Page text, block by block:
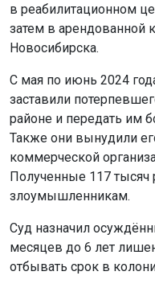
в реабилитационном
затем в арендованной
Новосибирска.
С мая по июнь 2024
заставили
районе и передать им
Также они вынудили
коммерческой
Полученные 117 тысяч
злоумышленникам.
Суд назначил
месяцев до 6 лет
отбывать срок в